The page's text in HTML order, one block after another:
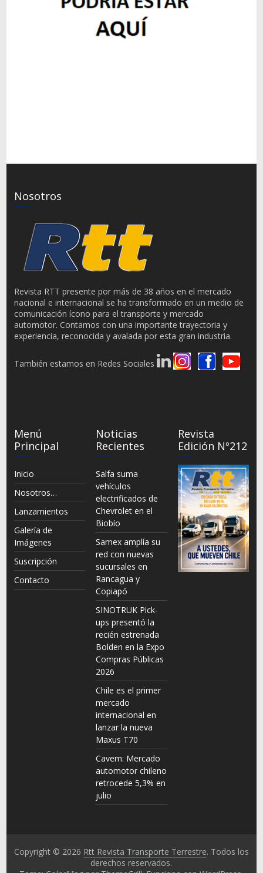
Nosotros
Revista RTT presente por más de 38 años en el mercado
nacional e internacional se ha transformado en un medio de
comunicación ícono para el transporte y mercado
automotor. Contamos con una importante trayectoria y
experiencia, reconocida y avalada por esta gran industria.
También estamos en Redes Sociales
Menú
Principal
Inicio
Nosotros…
Lanzamientos
Galería de
Imágenes
Suscripción
Contacto
Noticias
Recientes
Salfa suma
vehículos
electrificados de
Chevrolet en el
Biobío
Samex amplía su
red con nuevas
sucursales en
Rancagua y
Copiapó
SINOTRUK Pick-
ups presentó la
recién estrenada
Bolden en la Expo
Compras Públicas
2026
Chile es el primer
mercado
internacional en
lanzar la nueva
Maxus T70
Cavem: Mercado
automotor chileno
retrocede 5,3% en
julio
Revista
Edición Nº212
Copyright © 2026 Rtt Revista Transporte Terrestre. Todos los
derechos reservados.